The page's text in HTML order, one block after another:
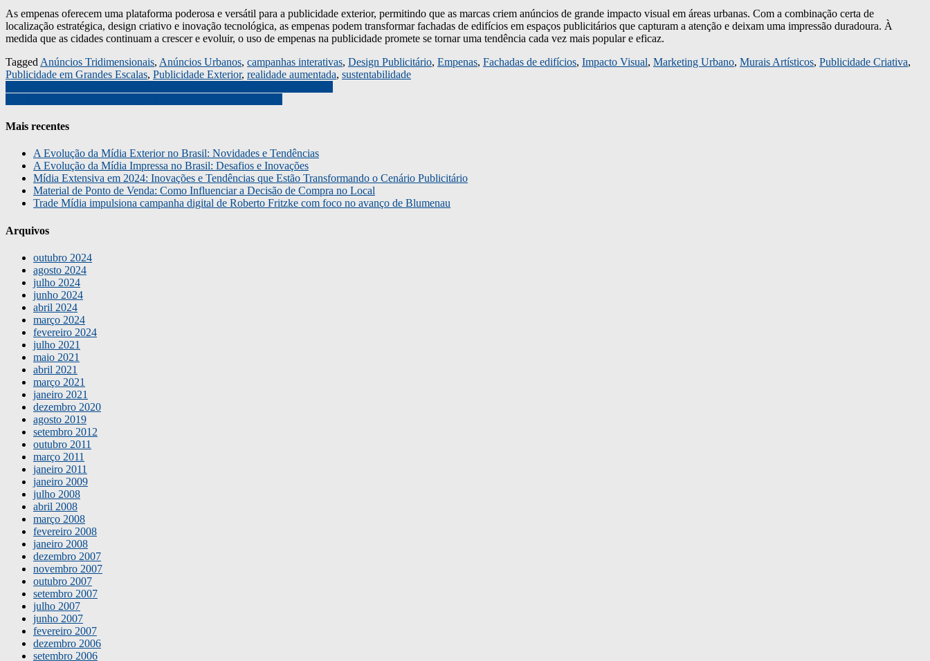
As empenas oferecem uma plataforma poderosa e versátil para a publicidade exterior, permitindo que as marcas criem anúncios de grande impacto visual em áreas urbanas. Com a combinação certa de
localização estratégica, design criativo e inovação tecnológica, as empenas podem transformar fachadas de edifícios em espaços publicitários que capturam a atenção e deixam uma impressão duradoura. À
medida que as cidades continuam a crescer e evoluir, o uso de empenas na publicidade promete se tornar uma tendência cada vez mais popular e eficaz.
Tagged Anúncios Tridimensionais, Anúncios Urbanos, campanhas interativas, Design Publicitário, Empenas, Fachadas de edifícios, Impacto Visual, Marketing Urbano, Murais Artísticos, Publicidade Criativa,
Publicidade em Grandes Escalas, Publicidade Exterior, realidade aumentada, sustentabilidade
Navegação
de
Mais recentes
A Evolução da Mídia Exterior no Brasil: Novidades e Tendências
A Evolução da Mídia Impressa no Brasil: Desafios e Inovações
Mídia Extensiva em 2024: Inovações e Tendências que Estão Transformando o Cenário Publicitário
Material de Ponto de Venda: Como Influenciar a Decisão de Compra no Local
Trade Mídia impulsiona campanha digital de Roberto Fritzke com foco no avanço de Blumenau
Arquivos
outubro 2024
agosto 2024
julho 2024
junho 2024
abril 2024
março 2024
fevereiro 2024
julho 2021
maio 2021
abril 2021
março 2021
janeiro 2021
dezembro 2020
agosto 2019
setembro 2012
outubro 2011
março 2011
janeiro 2011
janeiro 2009
julho 2008
abril 2008
março 2008
fevereiro 2008
janeiro 2008
dezembro 2007
novembro 2007
outubro 2007
setembro 2007
julho 2007
junho 2007
fevereiro 2007
dezembro 2006
setembro 2006